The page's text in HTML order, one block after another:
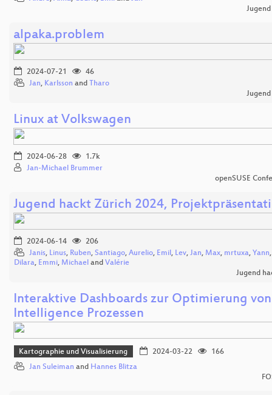
alpaka.problem
2024-07-21
46
Jan, Karlsson and Tharo
Linux at Volkswagen
2024-06-28
1.7k
Jan-Michael Brummer
openSUSE
Jugend hackt Zürich 2024,
2024-06-14
206
Janis, Linus, Ruben, Santiago, Aurelio, Emil, Lev, Jan, Max, mrtuxa, Yann
Dilara, Emmi, Michael and Valérie
Jugend
Interaktive Dashboards zur Optimierung von
Intelligence Prozessen
Kartographie und Visualisierung 2024-03-22
166
Jan Suleiman and Hannes Blitza